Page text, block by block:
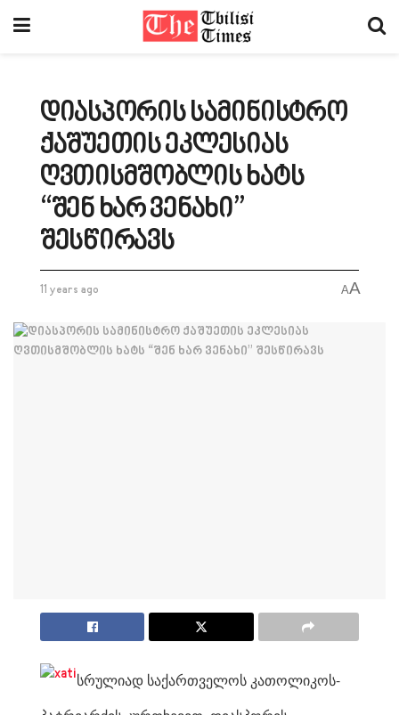
დიასპორის სამინისტრო
ქაშუეთის ეკლესიას
ღვთისმშობლის ხატს
“შენ ხარ ვენახი”
შესწირავს
11 years ago AA
სრულიად საქართველოს კათოლიკოს-